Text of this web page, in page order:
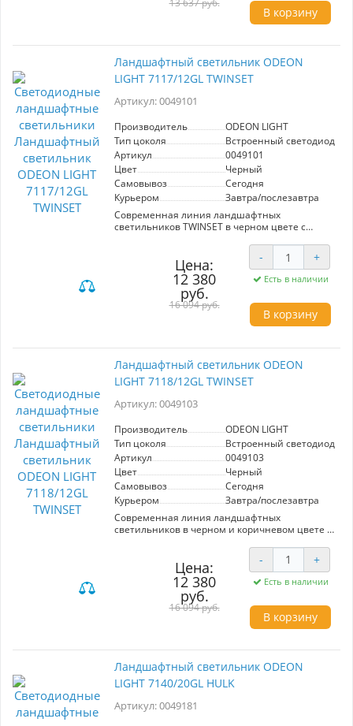
13 637 руб.
В корзину
Ландшафтный светильник ODEON
LIGHT 7117/12GL TWINSET
Артикул: 0049101
Производитель
ODEON LIGHT
Тип цоколя
Встроенный светодиод
Артикул
0049101
Цвет
Черный
Самовывоз
Сегодня
Курьером
Завтра/послезавтра
Современная линия ландшафтных
светильников TWINSET в черном цвете с
CRI≥90, качественные LED модули от SANAN,
угол рассеивания 140°.
Цена:
12 380
руб.
16 094 руб.
- +
Есть в наличии
В корзину
Ландшафтный светильник ODEON
LIGHT 7118/12GL TWINSET
Артикул: 0049103
Производитель
ODEON LIGHT
Тип цоколя
Встроенный светодиод
Артикул
0049103
Цвет
Черный
Самовывоз
Сегодня
Курьером
Завтра/послезавтра
Современная линия ландшафтных
светильников в черном и коричневом цвете с
CRI≥90, отличные LED модули от SANAN.
Цена:
12 380
руб.
16 094 руб.
- +
Есть в наличии
В корзину
Ландшафтный светильник ODEON
LIGHT 7140/20GL HULK
Артикул: 0049181